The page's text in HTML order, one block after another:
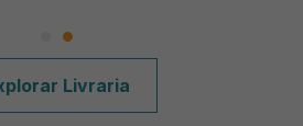
Livraria